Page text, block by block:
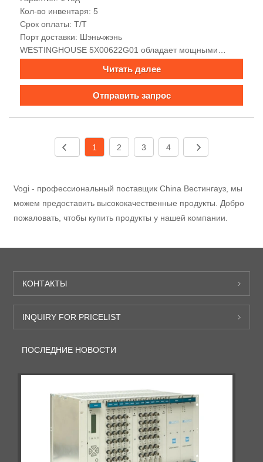
Кол-во инвентаря: 5
Срок оплаты: Т/Т
Порт доставки: Шэньчжэнь
WESTINGHOUSE 5X00622G01 обладает мощными
процессором большой емкости, мощными
электромагнитной совместимостью, богатыми
высокой надежностью и простотой установки.
Читать далее
Отправить запрос
1 2 3 4
Vogi - профессиональный поставщик China Вестингауз, мы
можем предоставить высококачественные продукты. Добро
пожаловать, чтобы купить продукты у нашей компании.
КОНТАКТЫ
INQUIRY FOR PRICELIST
ПОСЛЕДНИЕ НОВОСТИ